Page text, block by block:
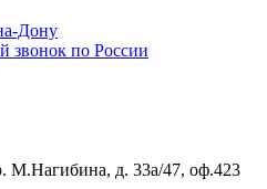
Дону
звонок по России
М.Нагибина, д. 33а/47, оф.423